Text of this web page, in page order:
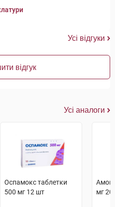
Усі відгуки
відгук
Усі аналоги
Оспамокс таблетки
500 мг 12 шт
мг